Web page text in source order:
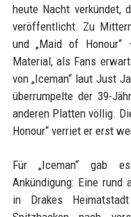
heute Nacht verkündet,
veröffentlicht. Zu
und „Maid of
Material, als Fans
von „Iceman“ laut Just
überrumpelte der 39-
anderen Platten völlig.
Honour“ verriet er erst
Für „Iceman“ gab
Ankündigung: Eine
in Drakes